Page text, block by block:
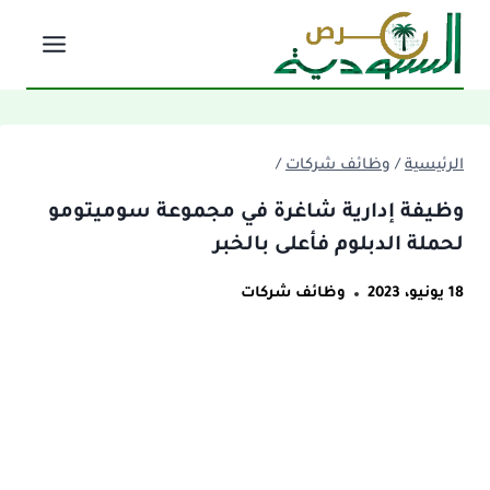
التجاوز
المحتوى
الرئيسية / وظائف شركات /
وظيفة إدارية شاغرة في مجموعة سوميتومو
لحملة الدبلوم فأعلى بالخبر
18 يونيو، 2023 وظائف شركات